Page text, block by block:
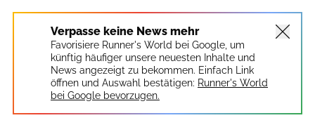
Verpasse keine News mehr
Favorisiere Runner's World bei Google, um
künftig häufiger unsere neuesten Inhalte und
News angezeigt zu bekommen. Einfach Link
öffnen und Auswahl bestätigen: Runner's World
bei Google bevorzugen.